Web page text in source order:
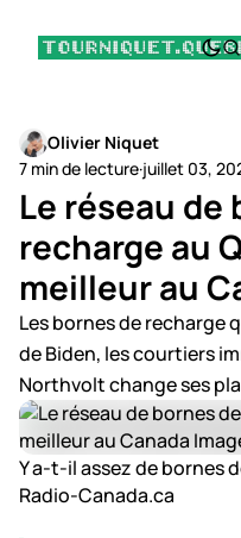
Olivier Niquet
7 min de lecture·juillet 03,
Le réseau de
recharge au
meilleur au
Les bornes de recharge
de Biden, les courtiers
Northvolt change ses
Y a-t-il assez de bornes
Radio-Canada.ca